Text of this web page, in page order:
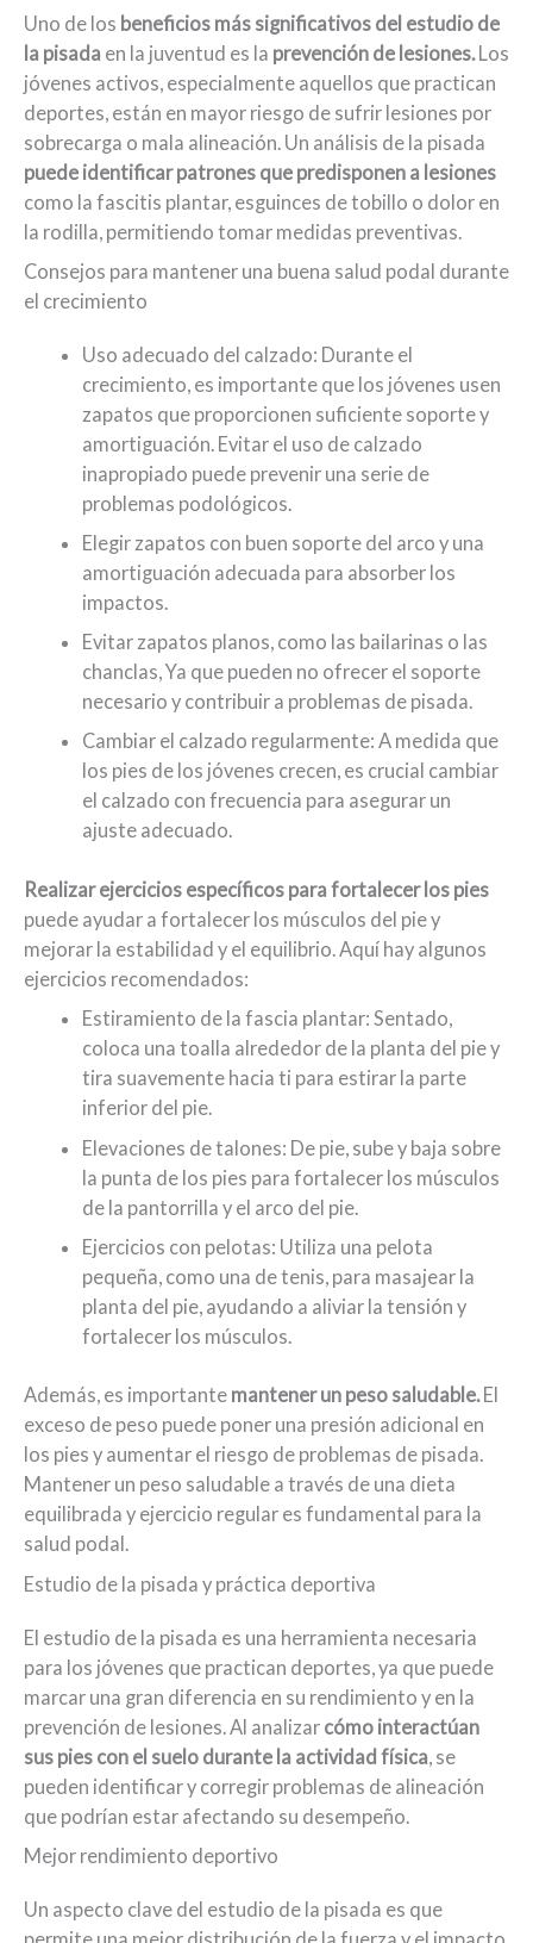
Uno de los beneficios más significativos del estudio de
la pisada en la juventud es la prevención de lesiones. Los
jóvenes activos, especialmente aquellos que practican
deportes, están en mayor riesgo de sufrir lesiones por
sobrecarga o mala alineación. Un análisis de la pisada
puede identificar patrones que predisponen a lesiones
como la fascitis plantar, esguinces de tobillo o dolor en
la rodilla, permitiendo tomar medidas preventivas.
Consejos para mantener una buena salud podal durante
el crecimiento
Uso adecuado del calzado: Durante el
crecimiento, es importante que los jóvenes usen
zapatos que proporcionen suficiente soporte y
amortiguación. Evitar el uso de calzado
inapropiado puede prevenir una serie de
problemas podológicos.
Elegir zapatos con buen soporte del arco y una
amortiguación adecuada para absorber los
impactos.
Evitar zapatos planos, como las bailarinas o las
chanclas, Ya que pueden no ofrecer el soporte
necesario y contribuir a problemas de pisada.
Cambiar el calzado regularmente: A medida que
los pies de los jóvenes crecen, es crucial cambiar
el calzado con frecuencia para asegurar un
ajuste adecuado.
Realizar ejercicios específicos para fortalecer los pies
puede ayudar a fortalecer los músculos del pie y
mejorar la estabilidad y el equilibrio. Aquí hay algunos
ejercicios recomendados:
Estiramiento de la fascia plantar: Sentado,
coloca una toalla alrededor de la planta del pie y
tira suavemente hacia ti para estirar la parte
inferior del pie.
Elevaciones de talones: De pie, sube y baja sobre
la punta de los pies para fortalecer los músculos
de la pantorrilla y el arco del pie.
Ejercicios con pelotas: Utiliza una pelota
pequeña, como una de tenis, para masajear la
planta del pie, ayudando a aliviar la tensión y
fortalecer los músculos.
Además, es importante mantener un peso saludable. El
exceso de peso puede poner una presión adicional en
los pies y aumentar el riesgo de problemas de pisada.
Mantener un peso saludable a través de una dieta
equilibrada y ejercicio regular es fundamental para la
salud podal.
Estudio de la pisada y práctica deportiva
El estudio de la pisada es una herramienta necesaria
para los jóvenes que practican deportes, ya que puede
marcar una gran diferencia en su rendimiento y en la
prevención de lesiones. Al analizar cómo interactúan
sus pies con el suelo durante la actividad física , se
pueden identificar y corregir problemas de alineación
que podrían estar afectando su desempeño.
Mejor rendimiento deportivo
Un aspecto clave del estudio de la pisada es que